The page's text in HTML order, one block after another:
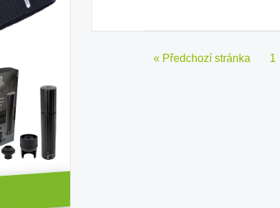
« Předchozí stránka 1